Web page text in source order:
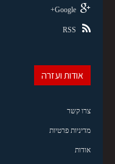
Google+
RSS
אודות ועזרה
צרו קשר
מדיניות פרטיות
אודות